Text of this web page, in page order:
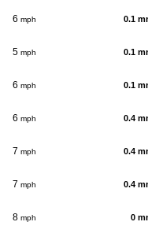
6 mph 0.1
5 mph 0.1
6 mph 0.1
6 mph 0.4
7 mph 0.4
7 mph 0.4
8 mph 0